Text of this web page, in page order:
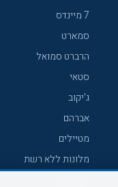
7 מיינדס
סמארט
הרברט סמואל
סטאי
ג'יקוב
אברהם
מטיילים
מלונות ללא רשת